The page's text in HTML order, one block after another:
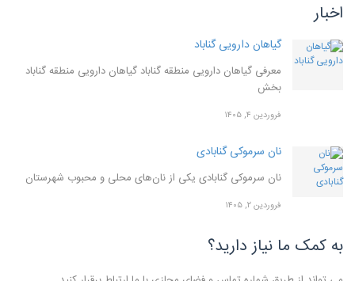
اخبار
گیاهان دارویی گناباد
معرفی گیاهان دارویی منطقه گناباد گیاهان دارویی منطقه گناباد
بخش
فروردین ۴, ۱۴۰۵
نان سرموکی گنابادی
نان سرموکی گنابادی یکی از نان‌های محلی و محبوب شهرستان
فروردین ۲, ۱۴۰۵
به کمک ما نیاز دارید؟